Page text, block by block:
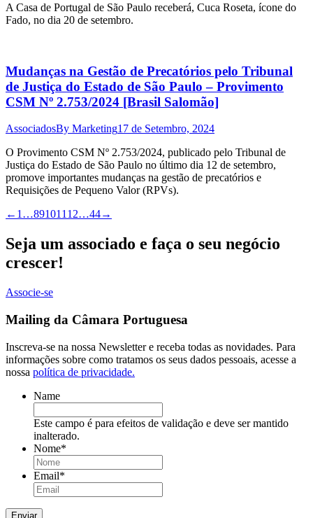
A Casa de Portugal de São Paulo receberá, Cuca Roseta, ícone do
Fado, no dia 20 de setembro.
Mudanças na Gestão de Precatórios pelo Tribunal
de Justiça do Estado de São Paulo – Provimento
CSM Nº 2.753/2024 [Brasil Salomão]
AssociadosBy Marketing17 de Setembro, 2024
O Provimento CSM Nº 2.753/2024, publicado pelo Tribunal de
Justiça do Estado de São Paulo no último dia 12 de setembro,
promove importantes mudanças na gestão de precatórios e
Requisições de Pequeno Valor (RPVs).
← 1 …891011 12…44→
Seja um associado e faça o seu negócio
crescer!
Associe-se
Mailing da Câmara Portuguesa
Inscreva-se na nossa Newsletter e receba todas as novidades. Para
informações sobre como tratamos os seus dados pessoais, acesse a
nossa política de privacidade.
Name
Este campo é para efeitos de validação e deve ser mantido
inalterado.
Nome*
Email*